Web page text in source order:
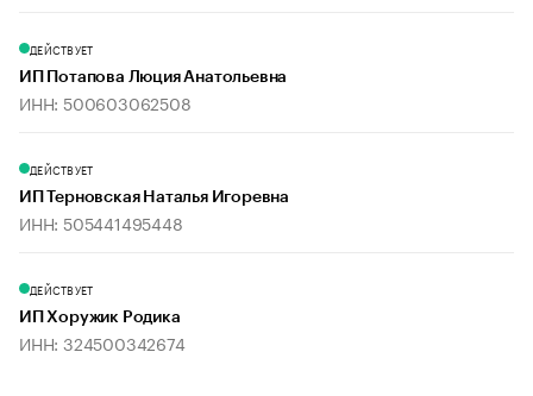
ДЕЙСТВУЕТ
ИП Потапова Люция Анатольевна
ИНН: 500603062508
ДЕЙСТВУЕТ
ИП Терновская Наталья Игоревна
ИНН: 505441495448
ДЕЙСТВУЕТ
ИП Хоружик Родика
ИНН: 324500342674